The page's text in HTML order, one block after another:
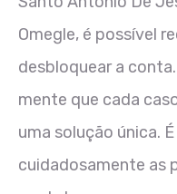
Omegle, é possível
desbloquear a
mente que cada
uma solução única.
cuidadosamente as